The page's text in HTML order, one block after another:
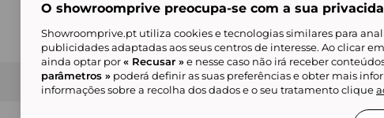
4,31/5
Condições Gerais de Venda Política de Confidencialidade
de
Alguns visuais são gerados com inteligência artificial
O showroomprive preocupa-se com a sua
Showroomprive.pt utiliza cookies e tecnologias similares para
publicidades adaptadas aos seus centros de interesse. Ao clicar em
ainda optar por« Recusar »e nesse caso não irá receber
parâmetros » poderá definir as suas preferências e obter mais
informações sobre a recolha dos dados e o seu tratamento clique